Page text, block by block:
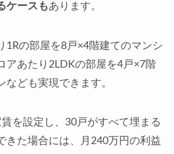
ケースもあります。
1Rの部屋を8戸×4階建てのマンシ
アあたり2LDKの部屋を4戸×7階
なども実現できます。
を設定し、30戸がすべて埋まる
きた場合には、月240万円の利益